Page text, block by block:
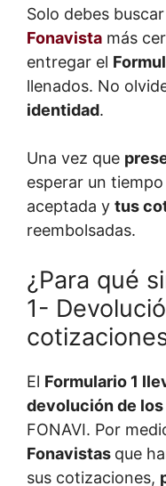
Solo debes
Fonavista más
entregar el
llenados. No
identidad.
Una vez que
esperar un
aceptada y tus
reembolsadas.
¿Para qué
1-
El Formulario 1
devolución de
FONAVI. Por
Fonavistas que
sus cotizaciones,